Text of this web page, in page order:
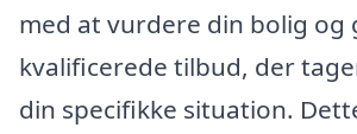
med at vurdere din bolig og
kvalificerede tilbud, der
din specifikke situation.